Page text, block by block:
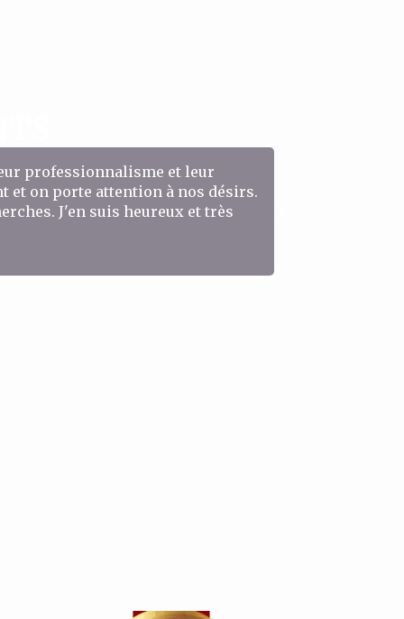
professionnalisme et leur
et on porte attention à nos désirs.
J'en suis heureux et très